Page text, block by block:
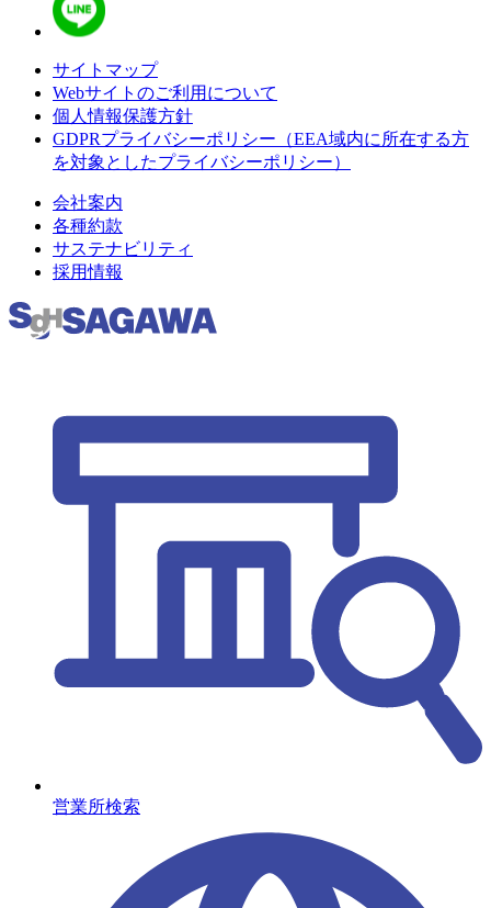
サイトマップ
Webサイトのご利用について
個人情報保護方針
GDPRプライバシーポリシー（EEA域内に所在する方
を対象としたプライバシーポリシー）
会社案内
各種約款
サステナビリティ
採用情報
営業所検索